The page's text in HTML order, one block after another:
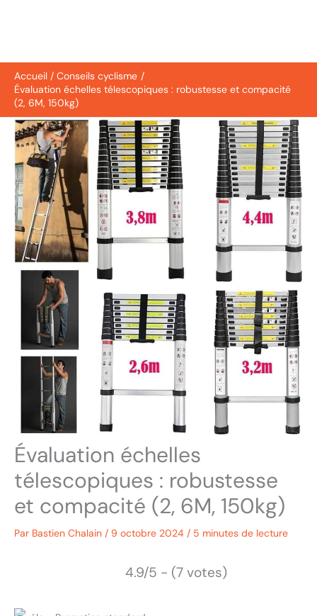
Accueil
Conseils cyclisme
Évaluation échelles télescopiques : robustesse et compacité
(2, 6M, 150kg)
Évaluation échelles
télescopiques : robustesse
et compacité (2, 6M, 150kg)
Par Bastien Chalain / 9 octobre 2024 / 5 minutes de lecture
4.9/5 - (7 votes)